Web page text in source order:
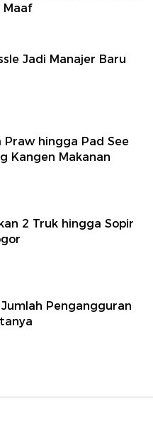
Maaf
Jadi Manajer Baru
Praw hingga Pad See
Kangen Makanan
2 Truk hingga Sopir
Jumlah Pengangguran